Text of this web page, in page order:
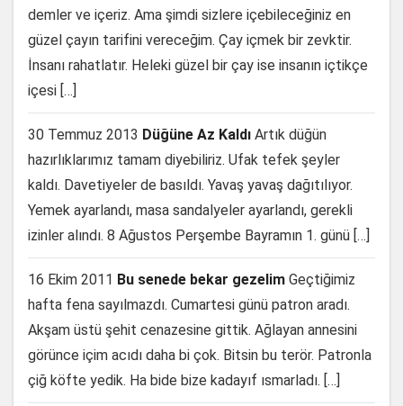
demler ve içeriz. Ama şimdi sizlere içebileceğiniz en
güzel çayın tarifini vereceğim. Çay içmek bir zevktir.
İnsanı rahatlatır. Heleki güzel bir çay ise insanın içtikçe
içesi […]
30 Temmuz 2013 Düğüne Az Kaldı Artık düğün
hazırlıklarımız tamam diyebiliriz. Ufak tefek şeyler
kaldı. Davetiyeler de basıldı. Yavaş yavaş dağıtılıyor.
Yemek ayarlandı, masa sandalyeler ayarlandı, gerekli
izinler alındı. 8 Ağustos Perşembe Bayramın 1. günü […]
16 Ekim 2011 Bu senede bekar gezelim Geçtiğimiz
hafta fena sayılmazdı. Cumartesi günü patron aradı.
Akşam üstü şehit cenazesine gittik. Ağlayan annesini
görünce içim acıdı daha bi çok. Bitsin bu terör. Patronla
çiğ köfte yedik. Ha bide bize kadayıf ısmarladı. […]